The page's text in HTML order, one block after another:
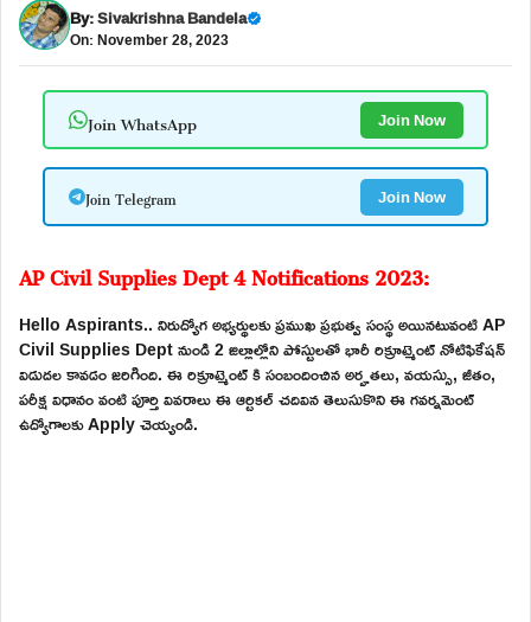
By:Sivakrishna Bandela
On: November 28, 2023
Join WhatsApp Join Now
Join Telegram Join Now
AP Civil Supplies Dept 4 Notifications 2023:
Hello Aspirants.. నిరుద్యోగ అభ్యర్థులకు ప్రముఖ ప్రభుత్వ సంస్థ అయినటువంటి AP
Civil Supplies Dept నుండి 2 జిల్లాల్లోని పోస్టులతో భారీ రిక్రూట్మెంట్ నోటిఫికేషన్
విడుదల కావడం జరిగింది. ఈ రిక్రూట్మెంట్ కి సంబందించిన అర్హతలు, వయస్సు, జీతం,
పరీక్ష విధానం వంటి పూర్తి వివరాలు ఈ ఆర్టికల్ చదివిన తెలుసుకొని ఈ గవర్నమెంట్
ఉద్యోగాలకు Apply చెయ్యండి.